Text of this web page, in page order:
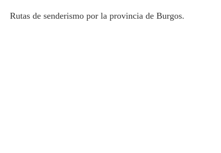
Rutas de senderismo por la provincia de Burgos.